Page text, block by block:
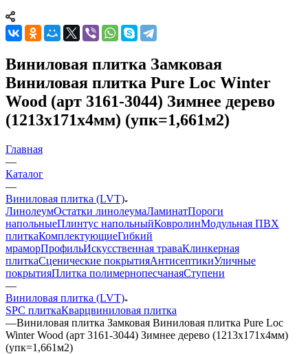
Виниловая плитка Замковая
Виниловая плитка Pure Loc Winter
Wood (арт 3161-3044) Зимнее дерево
(1213х171х4мм) (упк=1,661м2)
Главная
—
Каталог
—
Виниловая плитка (LVT)
ЛинолеумОстатки линолеумаЛаминатПороги
напольныеПлинтус напольныйКовролинМодульная ПВХ
плиткаКомплектующиеГибкий
мраморПрофильИскусственная траваКлинкерная
плиткаСценические покрытияАнтисептикиУличные
покрытияПлитка полимернопесчанаяСтупени
—
Виниловая плитка (LVT)
SPC плиткаКварцвиниловая плитка
—Виниловая плитка Замковая Виниловая плитка Pure Loc
Winter Wood (арт 3161-3044) Зимнее дерево (1213х171х4мм)
(упк=1,661м2)